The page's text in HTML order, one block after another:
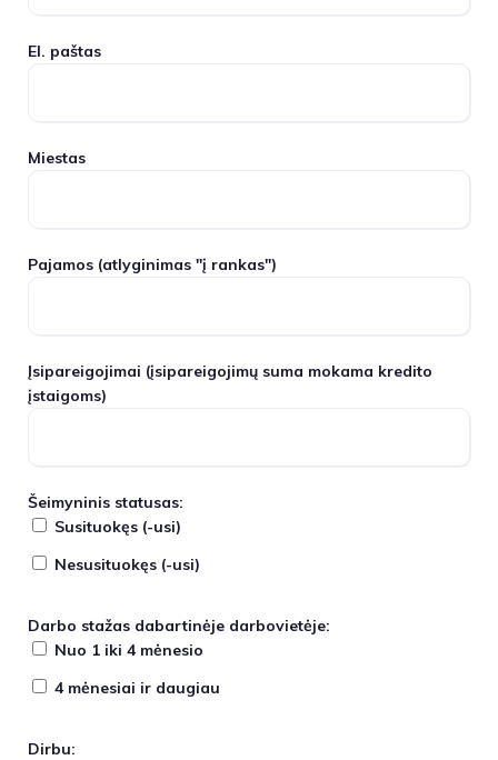
El. paštas
Miestas
Pajamos (atlyginimas "į rankas")
Įsipareigojimai (įsipareigojimų suma mokama kredito
įstaigoms)
Šeimyninis statusas:
Susituokęs (-usi)
Nesusituokęs (-usi)
Darbo stažas dabartinėje darbovietėje:
Nuo 1 iki 4 mėnesio
4 mėnesiai ir daugiau
Dirbu: